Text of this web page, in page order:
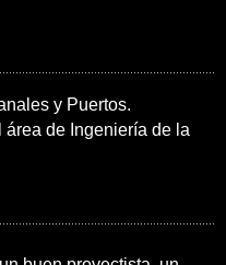
y Puertos.
de Ingeniería de la